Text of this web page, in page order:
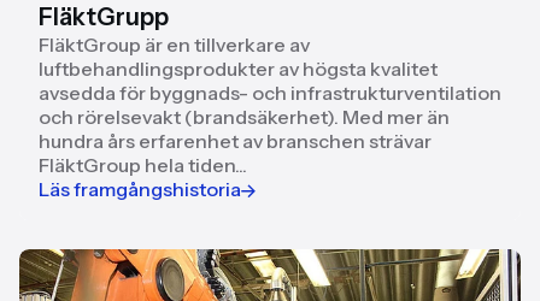
FläktGrupp
FläktGroup är en tillverkare av
luftbehandlingsprodukter av högsta kvalitet
avsedda för byggnads- och infrastrukturventilation
och rörelsevakt (brandsäkerhet). Med mer än
hundra års erfarenhet av branschen strävar
FläktGroup hela tiden...
Läs framgångshistoria